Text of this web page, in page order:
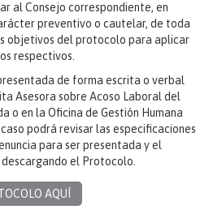
al Consejo correspondiente, en
preventivo o cautelar, de toda
objetivos del protocolo para aplicar
respectivos.
de forma escrita o verbal
Asesora sobre Acoso Laboral del
o en la Oficina de Gestión Humana
podrá revisar las especificaciones
para ser presentada y el
el Protocolo.
AQUÍ